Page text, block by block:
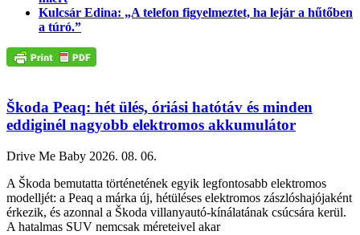
Kulcsár Edina: „A telefon figyelmeztet, ha lejár a hűtőben
a túró.”
Škoda Peaq: hét ülés, óriási hatótáv és minden
eddiginél nagyobb elektromos akkumulátor
Drive Me Baby 2026. 08. 06.
A Škoda bemutatta történetének egyik legfontosabb elektromos
modelljét: a Peaq a márka új, hétüléses elektromos zászlóshajójaként
érkezik, és azonnal a Škoda villanyautó-kínálatának csúcsára kerül.
A hatalmas SUV nemcsak méreteivel akar